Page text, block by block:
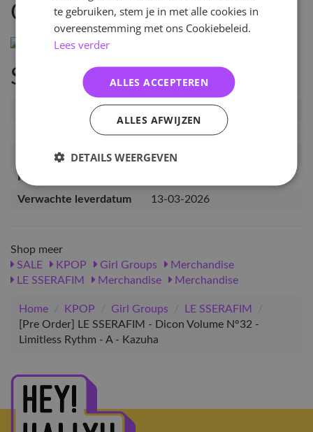
Omschrijving
Specificaties
Artikelnummer
PRE-LESS-DICON-LR-A-KZ
9549739771047
Pre-order tot
16-01-2026
Release datum
Verwachte leverdatum
13-03-2026
Shop meer
SALE
KPOP Girl Groups
Merchandise
LE SSERAFIM
Merchandise Merchandise
Home / KPOP / Girl Groups / LE SSERAFIM
/
[Pre Order] LE SSERAFIM - Dicon Volume N°32 -
Limitless Rythm - A - Kazuha
te gebruiken, stem je in met alle cookies in
overeenstemming met ons Cookiebeleid.
Lees verder
ALLES ACCEPTEREN
ALLES AFWIJZEN
DETAILS WEERGEVEN